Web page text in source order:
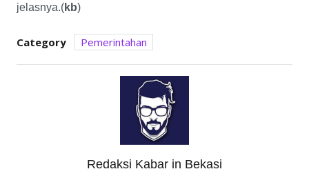
jelasnya.(kb)
Category Pemerintahan
Redaksi Kabar in Bekasi